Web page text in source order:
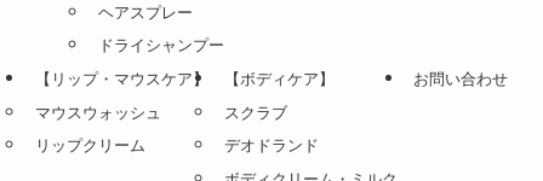
ヘアスプレー
ドライシャンプー
【リップ・マウスケア】
マウスウォッシュ
リップクリーム
【ボディケア】
スクラブ
デオドランド
お問い合わせ